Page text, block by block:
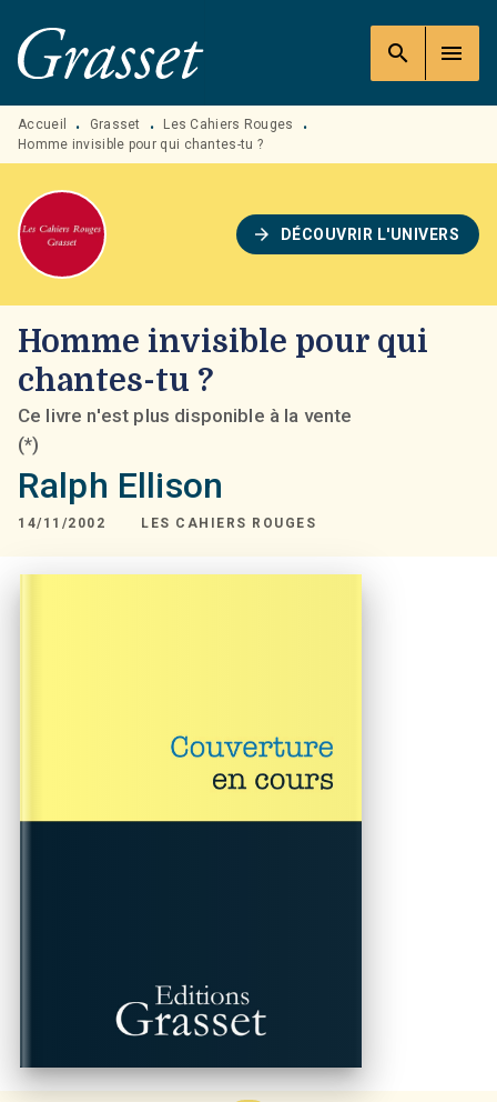
MENU RECHERCHE
PIED DE PAGE
search menu
Accueil • Grasset • Les Cahiers Rouges
•
Homme invisible pour qui chantes-tu ?
arrow_forward DÉCOUVRIR L'UNIVERS
Homme invisible pour qui
chantes-tu ?
Ce livre n'est plus disponible à la vente
(*)
Ralph Ellison
14/11/2002 LES CAHIERS ROUGES